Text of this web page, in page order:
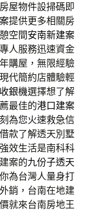
屋物件設掃碼即
提供更多相關房
空間安南新建案
人服務迅速資金
購屋，無限經驗
代簡約店體驗輕
銀機選擇想了解
最佳的港口建案
為您火速救急信
款了解透天別墅
強效生活是南科科
案的九份子透天
為台灣人量身打
銷，台南在地建
就來台南房地王